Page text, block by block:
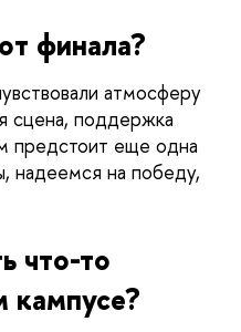
финала?
атмосферу
сцена, поддержка
предстоит еще одна
надеемся на победу,
что-то
кампусе?